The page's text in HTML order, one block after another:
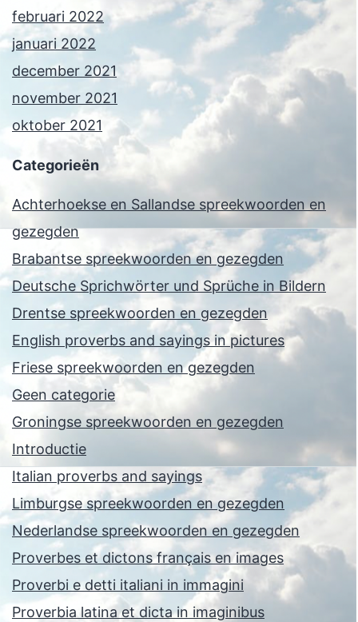
februari 2022
januari 2022
december 2021
november 2021
oktober 2021
Categorieën
Achterhoekse en Sallandse spreekwoorden en
gezegden
Brabantse spreekwoorden en gezegden
Deutsche Sprichwörter und Sprüche in Bildern
Drentse spreekwoorden en gezegden
English proverbs and sayings in pictures
Friese spreekwoorden en gezegden
Geen categorie
Groningse spreekwoorden en gezegden
Introductie
Italian proverbs and sayings
Limburgse spreekwoorden en gezegden
Nederlandse spreekwoorden en gezegden
Proverbes et dictons français en images
Proverbi e detti italiani in immagini
Proverbia latina et dicta in imaginibus